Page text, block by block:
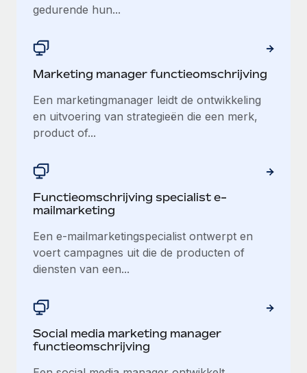
gedurende hun...
Marketing manager functieomschrijving
Een marketingmanager leidt de ontwikkeling
en uitvoering van strategieën die een merk,
product of...
Functieomschrijving specialist e-
mailmarketing
Een e-mailmarketingspecialist ontwerpt en
voert campagnes uit die de producten of
diensten van een...
Social media marketing manager
functieomschrijving